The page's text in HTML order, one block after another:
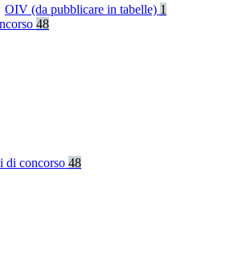
OIV (da pubblicare in tabelle) 1
48
di concorso 48